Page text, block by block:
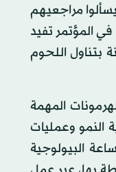
مراجعيهم
المؤتمر تفيد
بتناول اللحوم
المهمة
النمو وعمليات
البيولوجية